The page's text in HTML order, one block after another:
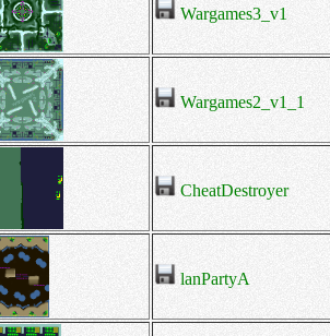
Wargames3_v1
Wargames2_v1_1
CheatDestroyer
lanPartyA